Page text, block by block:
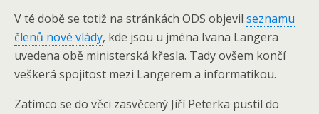
V té době se totiž na stránkách ODS objevil seznamu
členů nové vlády, kde jsou u jména Ivana Langera
uvedena obě ministerská křesla. Tady ovšem končí
veškerá spojitost mezi Langerem a informatikou.
Zatímco se do věci zasvěcený Jiří Peterka pustil do